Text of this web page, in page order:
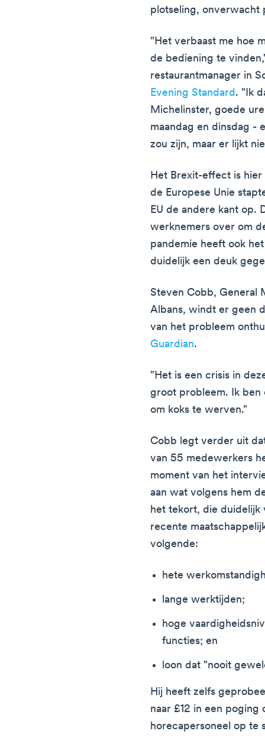
plotseling, onverwacht
"Het verbaast me hoe
de bediening te
restaurantmanager in
Evening Standard. "Ik
Michelinster, goede
maandag en dinsdag -
zou zijn, maar er lijkt
Het Brexit-effect is hier
de Europese Unie
EU de andere kant op.
werknemers over om
pandemie heeft ook
duidelijk een deuk
Steven Cobb, General
Albans, windt er geen
van het probleem
Guardian.
"Het is een crisis in
groot probleem. Ik ben
om koks te werven."
Cobb legt verder uit
van 55 medewerkers
moment van het
aan wat volgens hem
het tekort, die duidelijk
recente
volgende:
hete
lange werktijden;
hoge
functies; en
loon dat "nooit
Hij heeft zelfs
naar £12 in een poging
horecapersoneel op te